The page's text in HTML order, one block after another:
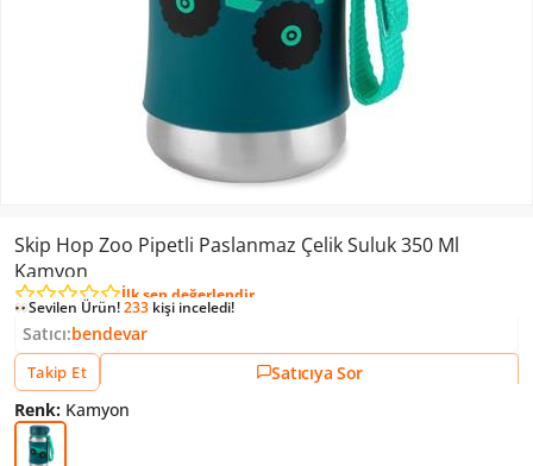
Skip Hop Zoo Pipetli Paslanmaz Çelik Suluk 350 Ml
Kamyon
İlk sen değerlendir
Sevilen Ürün!233
kişi inceledi!
Sevilen Ürün!1kişi ekledi!
Sevilen Ürün!233
Satıcı:bendevar
Takip Et
Satıcıya Sor
Renk: Kamyon